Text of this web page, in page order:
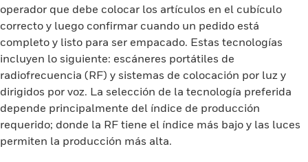
operador que debe colocar los artículos en el cubículo
correcto y luego confirmar cuando un pedido está
completo y listo para ser empacado. Estas tecnologías
incluyen lo siguiente: escáneres portátiles de
radiofrecuencia (RF) y sistemas de colocación por luz y
dirigidos por voz. La selección de la tecnología preferida
depende principalmente del índice de producción
requerido; donde la RF tiene el índice más bajo y las luces
permiten la producción más alta.